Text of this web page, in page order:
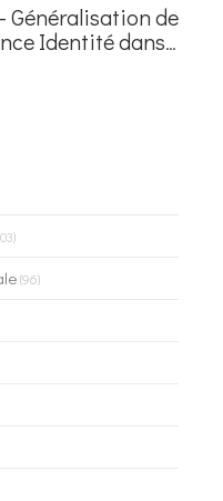
Généralisation de
Identité dans
(96)